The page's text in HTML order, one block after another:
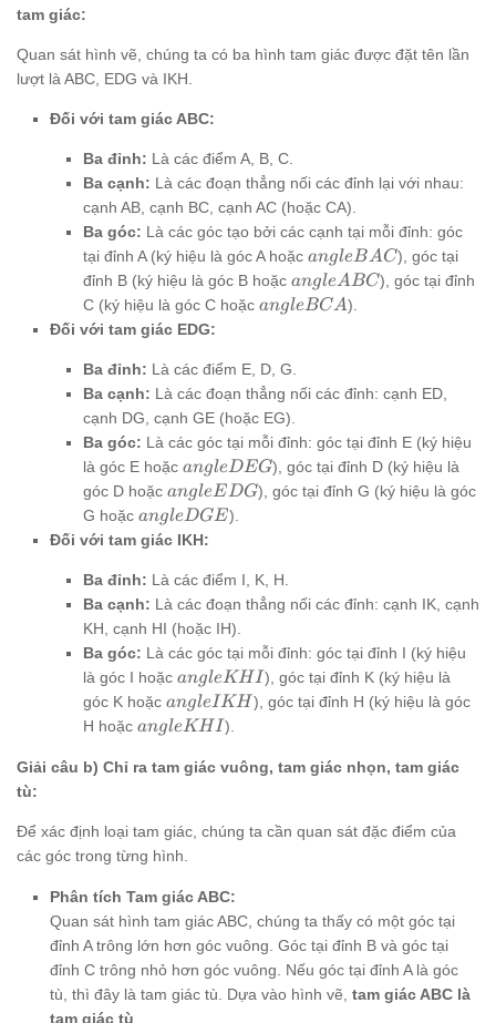
tam giác:
Quan sát hình vẽ, chúng ta có ba hình tam giác được đặt tên lần
lượt là ABC, EDG và IKH.
Đối với tam giác ABC:
Ba đỉnh: Là các điểm A, B, C.
Ba cạnh: Là các đoạn thẳng nối các đỉnh lại với nhau:
cạnh AB, cạnh BC, cạnh AC (hoặc CA).
Ba góc: Là các góc tạo bởi các cạnh tại mỗi đỉnh: góc
tại đỉnh A (ký hiệu là góc A hoặc angle
BAC
angleBAC), góc tại
đỉnh B (ký hiệu là góc B hoặc angle
ABC
angleABC), góc tại đỉnh
C (ký hiệu là góc C hoặc angle
angleBCA).
Đối với tam giác EDG:
Ba đỉnh: Là các điểm E, D, G.
Ba cạnh: Là các đoạn thẳng nối các đỉnh: cạnh ED,
cạnh DG, cạnh GE (hoặc EG).
Ba góc: Là các góc tại mỗi đỉnh: góc tại đỉnh E (ký hiệu
là góc E hoặc angle
DEG
angleDEG), góc tại đỉnh D (ký hiệu là
góc D hoặc angle
EDG
angleEDG), góc tại đỉnh G (ký hiệu là góc
G hoặc angle
DGE
angleDGE).
Đối với tam giác IKH:
Ba đỉnh: Là các điểm I, K, H.
Ba cạnh: Là các đoạn thẳng nối các đỉnh: cạnh IK, cạnh
KH, cạnh HI (hoặc IH).
Ba góc: Là các góc tại mỗi đỉnh: góc tại đỉnh I (ký hiệu
là góc I hoặc angle
KHI
angleKHI), góc tại đỉnh K (ký hiệu là
góc K hoặc angle
IKH
angleIKH), góc tại đỉnh H (ký hiệu là góc
H hoặc angle
angleKHI).
Giải câu b) Chỉ ra tam giác vuông, tam giác nhọn, tam giác
tù:
Để xác định loại tam giác, chúng ta cần quan sát đặc điểm của
các góc trong từng hình.
Phân tích Tam giác ABC:
Quan sát hình tam giác ABC, chúng ta thấy có một góc tại
đỉnh A trông lớn hơn góc vuông. Góc tại đỉnh B và góc tại
đỉnh C trông nhỏ hơn góc vuông. Nếu góc tại đỉnh A là góc
tù, thì đây là tam giác tù. Dựa vào hình vẽ, tam giác ABC là
tam giác tù